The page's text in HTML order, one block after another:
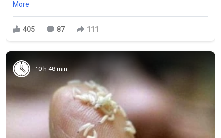
More
405 87 111
10 h 48 min